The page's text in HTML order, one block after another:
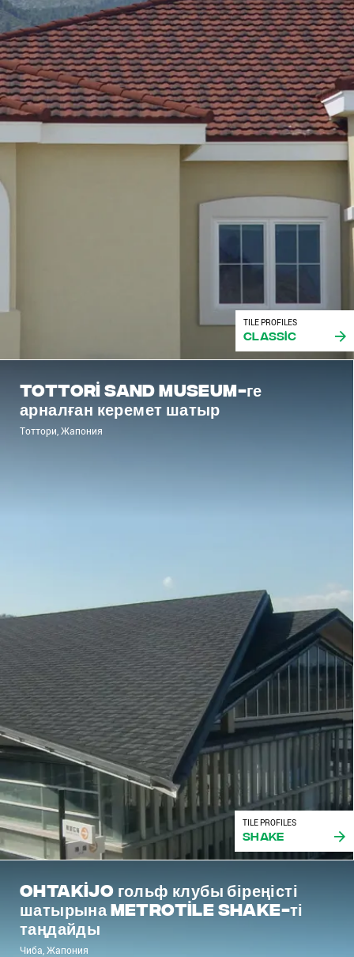
TILE PROFILES
Classic
Tottori Sand Museum-ге
арналған керемет шатыр
Тоттори, Жапония
TILE PROFILES
Shake
Ohtakijo гольф клубы біреңісті
шатырына Metrotile Shake-ті
таңдайды
Чиба, Жапония